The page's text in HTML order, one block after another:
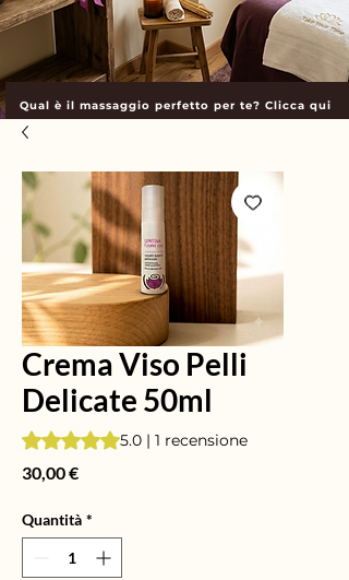
Qual è il massaggio perfetto per te? Clicca qui
Crema Viso Pelli
Delicate 50ml
Sulla base di 1 recensione, la
5.0 | 1 recensione
30,00 €Prezzo
Quantità *